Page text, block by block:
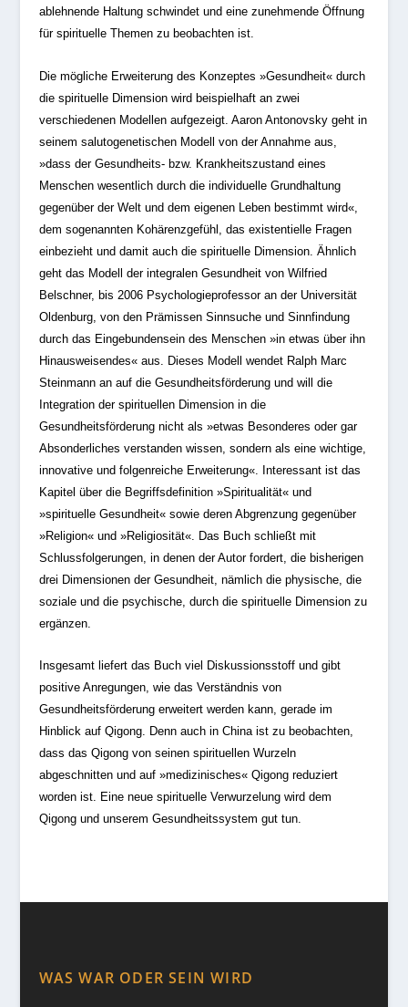
ablehnende Haltung schwindet und eine zunehmende Öffnung
für spirituelle Themen zu beobachten ist.
Die mögliche Erweiterung des Konzeptes »Gesundheit« durch
die spirituelle Dimension wird beispielhaft an zwei
verschiedenen Modellen aufgezeigt. Aaron Antonovsky geht in
seinem salutogenetischen Modell von der Annahme aus,
»dass der Gesundheits- bzw. Krankheitszustand eines
Menschen wesentlich durch die individuelle Grundhaltung
gegenüber der Welt und dem eigenen Leben bestimmt wird«,
dem sogenannten Kohärenzgefühl, das existentielle Fragen
einbezieht und damit auch die spirituelle Dimension. Ähnlich
geht das Modell der integralen Gesundheit von Wilfried
Belschner, bis 2006 Psychologieprofessor an der Universität
Oldenburg, von den Prämissen Sinnsuche und Sinnfindung
durch das Eingebundensein des Menschen »in etwas über ihn
Hinausweisendes« aus. Dieses Modell wendet Ralph Marc
Steinmann an auf die Gesundheitsförderung und will die
Integration der spirituellen Dimension in die
Gesundheitsförderung nicht als »etwas Besonderes oder gar
Absonderliches verstanden wissen, sondern als eine wichtige,
innovative und folgenreiche Erweiterung«. Interessant ist das
Kapitel über die Begriffsdefinition »Spiritualität« und
»spirituelle Gesundheit« sowie deren Abgrenzung gegenüber
»Religion« und »Religiosität«. Das Buch schließt mit
Schlussfolgerungen, in denen der Autor fordert, die bisherigen
drei Dimensionen der Gesundheit, nämlich die physische, die
soziale und die psychische, durch die spirituelle Dimension zu
ergänzen.
Insgesamt liefert das Buch viel Diskussionsstoff und gibt
positive Anregungen, wie das Verständnis von
Gesundheitsförderung erweitert werden kann, gerade im
Hinblick auf Qigong. Denn auch in China ist zu beobachten,
dass das Qigong von seinen spirituellen Wurzeln
abgeschnitten und auf »medizinisches« Qigong reduziert
worden ist. Eine neue spirituelle Verwurzelung wird dem
Qigong und unserem Gesundheitssystem gut tun.
WAS WAR ODER SEIN WIRD